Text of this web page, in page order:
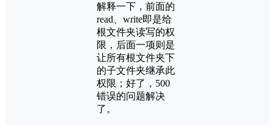
解释一下，前面的
read、write即是给
根文件夹读写的权
限，后面一项则是
让所有根文件夹下
的子文件夹继承此
权限；好了，500
错误的问题解决
了。